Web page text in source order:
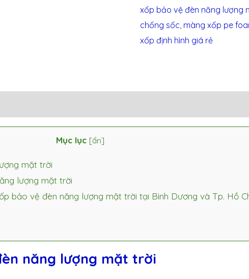
xốp bảo vệ đèn năng lượng
chống sốc màng xốp pe
xốp định hình giá rẻ
Mục lục [ẩn]
mặt trời
lượng mặt trời
bảo vệ đèn năng lượng mặt trời tại Bình Dương và Tp. Hồ
năng lượng mặt trời